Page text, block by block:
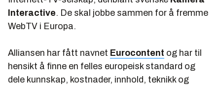
Interactive. De skal jobbe sammen for å fremme
WebTV i Europa.
Alliansen har fått navnet Eurocontent og har til
hensikt å finne en felles europeisk standard og
dele kunnskap, kostnader, innhold, teknikk og